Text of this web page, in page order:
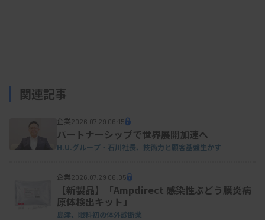
関連記事
企業2026.07.29 06:15
パートナーシップで世界展開加速へ
H.U.グループ・石川社長、技術力と顧客基盤生かす
企業2026.07.29 06:05
【新製品】「Ampdirect 感染性ぶどう膜炎病
原体検出キット」
島津、眼科初の体外診断薬